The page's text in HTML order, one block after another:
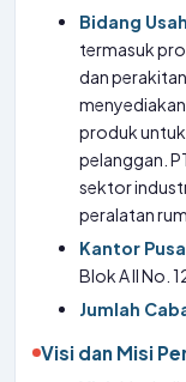
Bidang
termasuk
dan
produk
pelanggan.
sektor
peralatan
Kantor
Blok A II No.
Jumlah
Visi dan Misi